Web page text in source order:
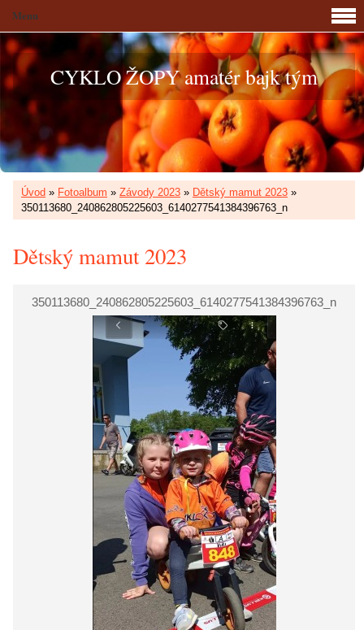
CYKLO ŽOPY amatér bajk tým
Úvod » Fotoalbum » Závody 2023 » Dětský mamut 2023 »
350113680_240862805225603_6140277541384396763_n
Dětský mamut 2023
350113680_240862805225603_6140277541384396763_n
Menu